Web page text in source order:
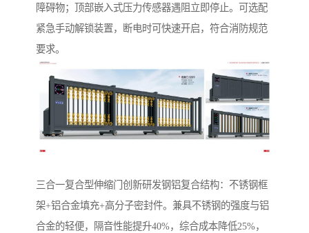
障碍物；顶部嵌入式压力传感器遇阻立即停止。可选配
紧急手动解锁装置，断电时可快速开启，符合消防规范
要求。
‌三合一复合型伸缩门‌创新研发钢铝复合结构：不锈钢框
架+铝合金填充+高分子密封件。兼具不锈钢的强度与铝
合金的轻便，隔音性能提升40%，综合成本降低25%，